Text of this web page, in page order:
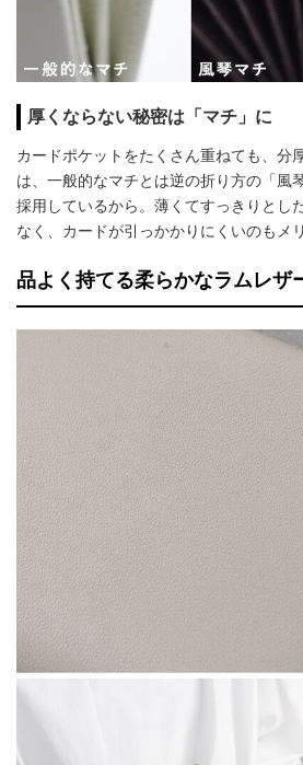
厚くならない秘密は「マチ」に
カードポケットをたくさん重ねても、分
は、一般的なマチとは逆の折り方の「風
採用しているから。薄くてすっきりとし
なく、カードが引っかかりにくいのもメ
品よく持てる柔らかなラムレザ